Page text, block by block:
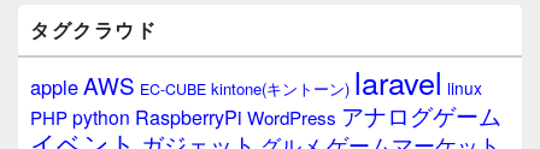
ウ
ィ
ジ
ェ
タグクラウド
appleAWS EC-CUBE kintone(キントーン) laravel linux
PHPpython RaspberryPi WordPress アナログゲーム